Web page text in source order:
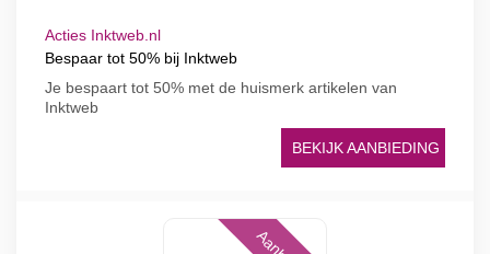
Acties Inktweb.nl
Bespaar tot 50% bij Inktweb
Je bespaart tot 50% met de huismerk artikelen van
Inktweb
BEKIJK AANBIEDING